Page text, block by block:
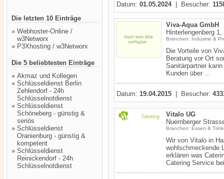
Die letzten 10 Einträge
» Webhoster-Online /
w3Networx
» P3Xhosting / w3Networx
Die 5 beliebtesten Einträge
» Akmaz und Kollegen
» Schlüsseldienst Berlin
Zehlendorf - 24h
Schlüsselnotdienst
» Schlüsseldienst
Schöneberg - günstig &
seriös
» Schlüsseldienst
Oranienburg - günstig &
kompetent
» Schlüsseldienst
Reinickendorf - 24h
Schlüsselnotdienst
Datum: 01.05.2024| Besucher:
Viva-Aqua GmbH
Hinterlengenberg
Branchen: Industrie &
Die Vorteile von
Beratung vor Ort
Sanitärpartner
Kunden über ...
Datum: 19.04.2015 | Besucher:
Vitalo UG
Nuernberger
Branchen: Essen &
Wir von Vitalo in
wohlschmeckende
erklären was
Catering Service